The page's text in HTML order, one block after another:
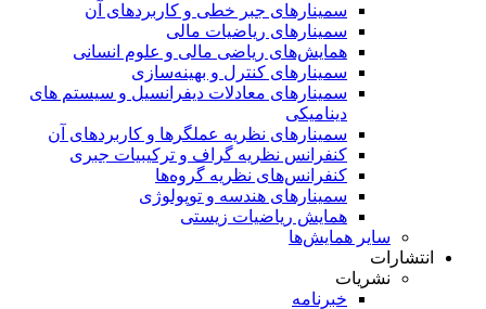
سمینارهای جبر خطی و کاربردهای آن
سمینار‌های ریاضیات مالی
همایش‌های ریاضی مالی و علوم انسانی
سمینارهای کنترل و بهینه‌سازی
سمینارهای معادلات دیفرانسیل و سیستم های
دینامیکی
سمینار‌های نظریه عملگرها و کاربردهای آن
کنفرانس نظریه گراف و ترکیبیات جبری
کنفرانس‌های نظریه گروه‌ها
سمینار‌های هندسه و توپولوژی
همایش ریاضیات زیستی
سایر همایش‌ها
انتشارات
نشریات
خبرنامه